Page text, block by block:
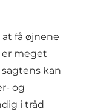
få øjnene
er meget
kan
og
i tråd